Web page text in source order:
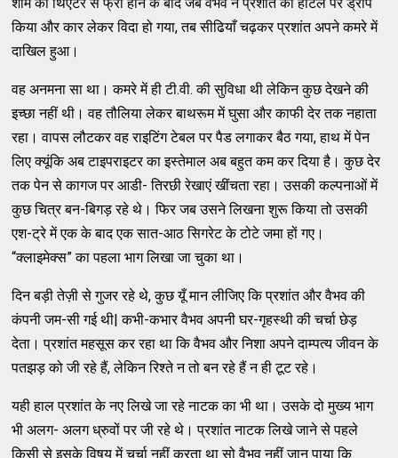
किया और कार लेकर विदा हो गया, तब सीढियाँ चढ़कर प्रशांत अपने कमरे में
दाखिल हुआ।
वह अनमना सा था। कमरे में ही टी.वी. की सुविधा थी लेकिन कुछ देखने की
इच्छा नहीं थी। वह तौलिया लेकर बाथरूम में घुसा और काफी देर तक नहाता
रहा। वापस लौटकर वह राइटिंग टेबल पर पैड लगाकर बैठ गया, हाथ में पेन
लिए क्यूंकि अब टाइपराइटर का इस्तेमाल अब बहुत कम कर दिया है। कुछ देर
तक पेन से कागज पर आडी- तिरछी रेखाएं खींचता रहा। उसकी कल्पनाओं में
कुछ चित्र बन-बिगड़ रहे थे। फिर जब उसने लिखना शुरू किया तो उसकी
एश-ट्रे में एक के बाद एक सात-आठ सिगरेट के टोटे जमा हों गए।
“क्लाइमेक्स” का पहला भाग लिखा जा चुका था।
दिन बड़ी तेज़ी से गुजर रहे थे, कुछ यूँ मान लीजिए कि प्रशांत और वैभव की
कंपनी जम-सी गई थी| कभी-कभार वैभव अपनी घर-गृहस्थी की चर्चा छेड़
देता। प्रशांत महसूस कर रहा था कि वैभव और निशा अपने दाम्पत्य जीवन के
पतझड़ को जी रहे हैं, लेकिन रिश्ते न तो बन रहे हैं न ही टूट रहे।
यही हाल प्रशांत के नए लिखे जा रहे नाटक का भी था। उसके दो मुख्य भाग
भी अलग- अलग ध्रुवों पर जी रहे थे। प्रशांत नाटक लिखे जाने से पहले
किसी से इसके विषय में चर्चा नहीं करता था सो वैभव नहीं जान पाया कि